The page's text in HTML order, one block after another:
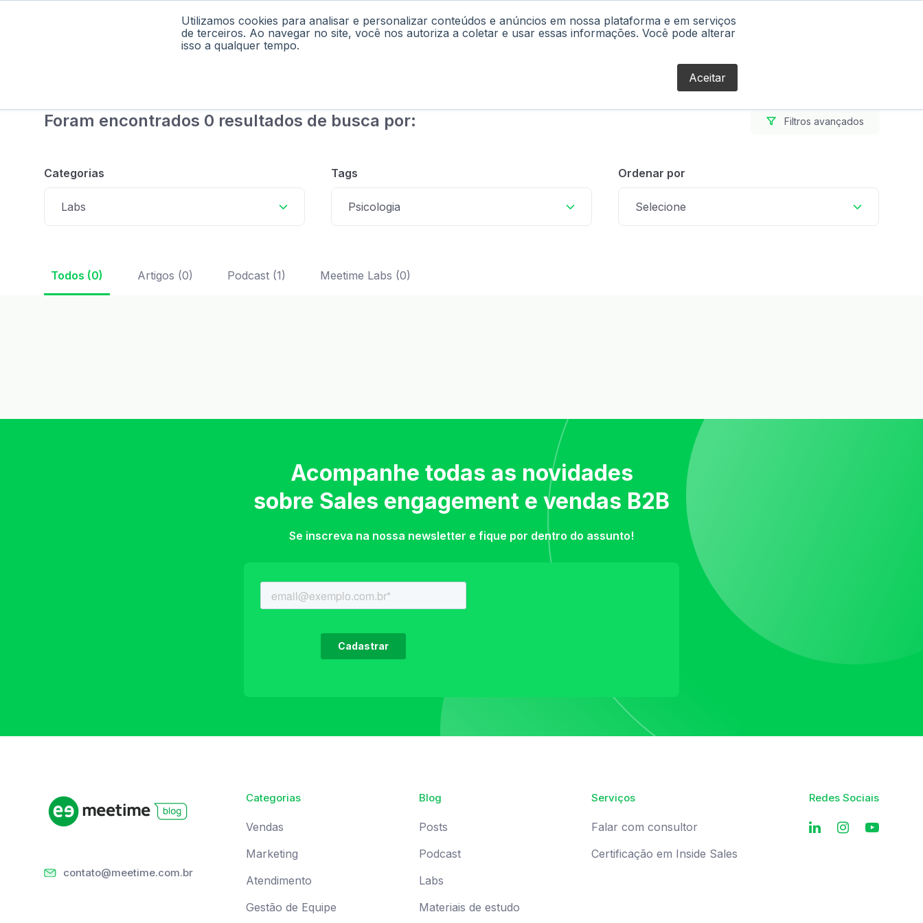
Utilizamos cookies para analisar e personalizar conteúdos e anúncios em nossa plataforma e em serviços
de terceiros. Ao navegar no site, você nos autoriza a coletar e usar essas informações. Você pode alterar
isso a qualquer tempo.
Aceitar
Home Podcast Materiais Labs Falar com Consultor Blog
Foram encontrados 0 resultados de busca por: Filtros avançados
Categorias
Labs
Tags
Psicologia
Ordenar por
Selecione
Todos (0) Artigos (0) Podcast (1) Meetime Labs (0)
Acompanhe todas as novidades
sobre Sales engagement e vendas B2B
Se inscreva na nossa newsletter e fique por dentro do assunto!
contato@meetime.com.br
Categorias
Vendas
Marketing
Atendimento
Gestão de Equipe
Blog
Posts
Podcast
Labs
Materiais de estudo
Serviços
Falar com consultor
Certificação em Inside Sales
Redes Sociais